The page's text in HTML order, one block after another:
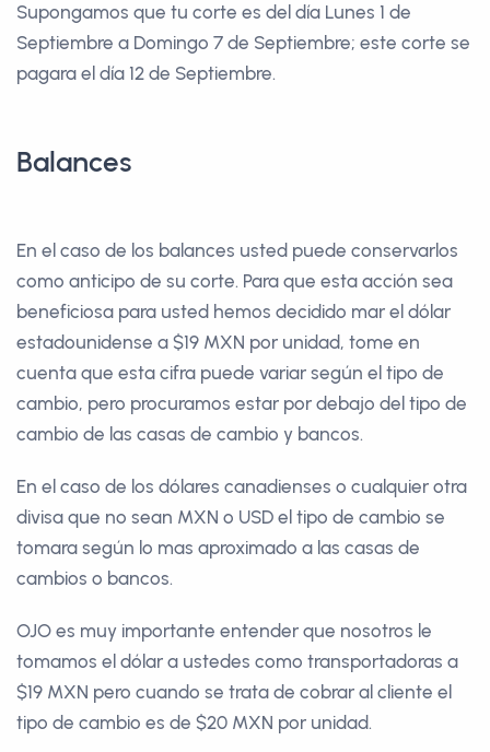
Supongamos que tu corte es del día Lunes 1 de
Septiembre a Domingo 7 de Septiembre; este corte se
pagara el día 12 de Septiembre.
Balances
En el caso de los balances usted puede conservarlos
como anticipo de su corte. Para que esta acción sea
beneficiosa para usted hemos decidido mar el dólar
estadounidense a $19 MXN por unidad, tome en
cuenta que esta cifra puede variar según el tipo de
cambio, pero procuramos estar por debajo del tipo de
cambio de las casas de cambio y bancos.
En el caso de los dólares canadienses o cualquier otra
divisa que no sean MXN o USD el tipo de cambio se
tomara según lo mas aproximado a las casas de
cambios o bancos.
OJO es muy importante entender que nosotros le
tomamos el dólar a ustedes como transportadoras a
$19 MXN pero cuando se trata de cobrar al cliente el
tipo de cambio es de $20 MXN por unidad.